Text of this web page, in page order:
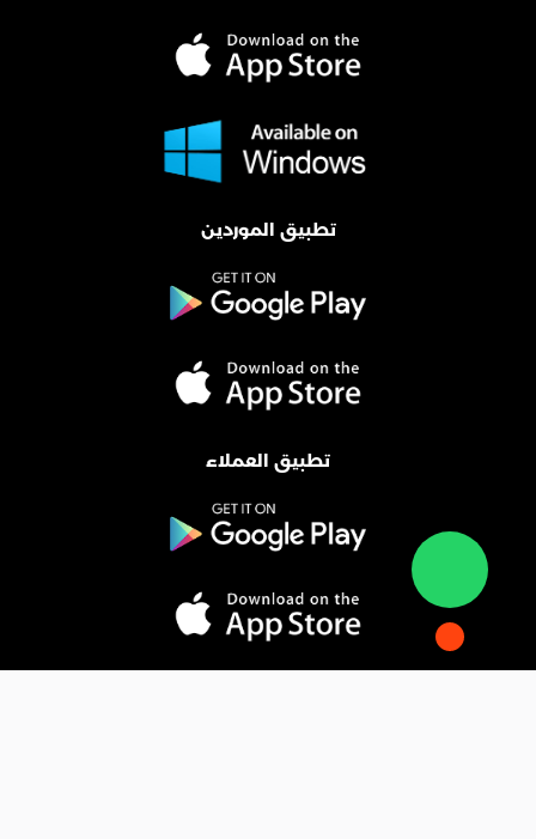
تطبيق الموردين
تطبيق العملاء